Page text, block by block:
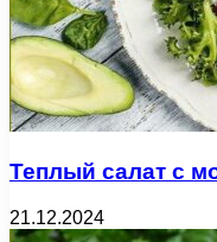
Теплый салат с
21.12.2024